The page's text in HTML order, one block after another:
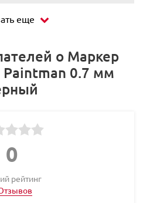
еще
о Маркер
Paintman 0.7 мм
0
рейтинг